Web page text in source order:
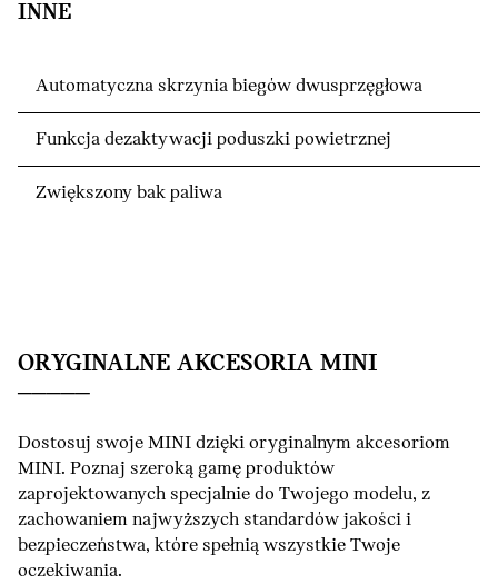
INNE
Automatyczna skrzynia biegów dwusprzęgłowa
Funkcja dezaktywacji poduszki powietrznej
Zwiększony bak paliwa
ORYGINALNE AKCESORIA MINI
Dostosuj swoje MINI dzięki oryginalnym akcesoriom
MINI. Poznaj szeroką gamę produktów
zaprojektowanych specjalnie do Twojego modelu, z
zachowaniem najwyższych standardów jakości i
bezpieczeństwa, które spełnią wszystkie Twoje
oczekiwania.